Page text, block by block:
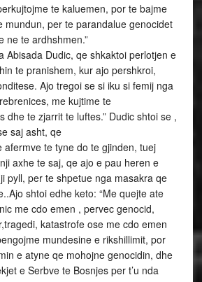
te kaluemen, por te bajme
mundun, per te parandalue genocidet
ne te ardhshmen.”
Abisada Dudic, qe shkaktoi perlotjen e
te pranishem, kur ajo pershkroi,
Ajo tregoi se si iku si femij nga
me kujtime te
dhe te zjarrit te luftes.” Dudic shtoi se ,
saj asht, qe
afermve te tyne do te gjinden, tuej
axhe te saj, qe ajo e pau heren e
pyll, per te shpetue nga masakra qe
shtoi edhe keto: “Me quejte ate
me cdo emen , pervec genocid,
katastrofe ose me cdo emen
mundesine e rikshillimit, por
e atyne qe mohojne genocidin, dhe
e Serbve te Bosnjes per t’u nda